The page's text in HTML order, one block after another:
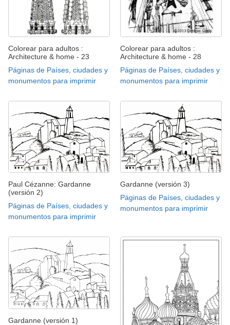
Colorear para adultos :
Architecture & home - 23
Páginas de Países, ciudades y
monumentos para imprimir
Colorear para adultos :
Architecture & home - 28
Páginas de Países, ciudades y
monumentos para imprimir
Paul Cézanne: Gardanne
(versión 2)
Páginas de Países, ciudades y
monumentos para imprimir
Gardanne (versión 3)
Páginas de Países, ciudades y
monumentos para imprimir
Gardanne (versión 1)